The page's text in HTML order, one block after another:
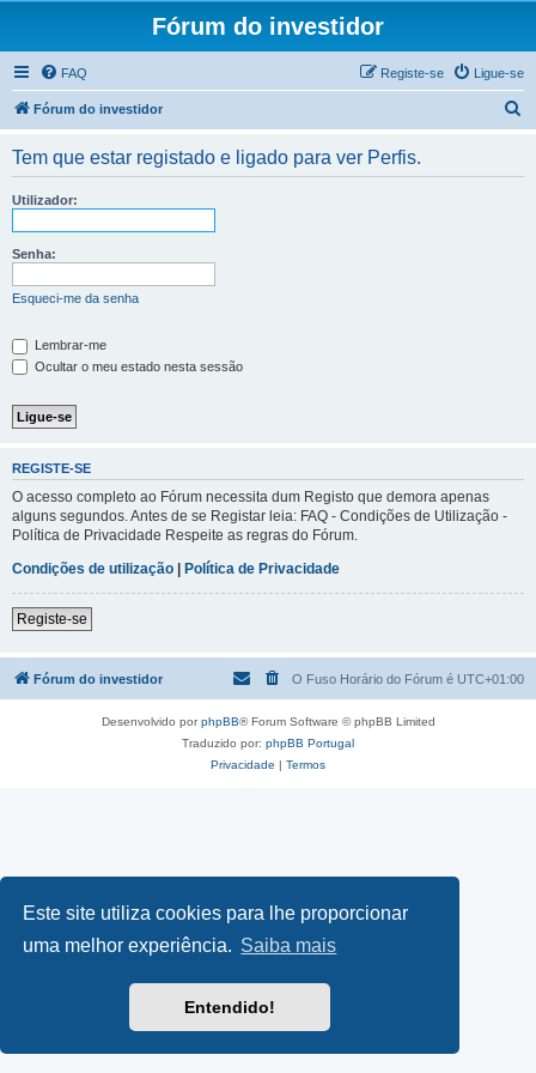
Este site utiliza cookies para lhe proporcionar
uma melhor experiência. Saiba mais
Entendido!
Fórum do investidor
FAQ Ligue-se
Registe-se
Fórum do investidor
Tem que estar registado e ligado para ver Perfis.
Utilizador:
Senha:
Esqueci-me da senha
Lembrar-me
Ocultar o meu estado nesta sessão
REGISTE-SE
O acesso completo ao Fórum necessita dum Registo que demora apenas
alguns segundos. Antes de se Registar leia: FAQ - Condições de Utilização -
Política de Privacidade Respeite as regras do Fórum.
Condições de utilização | Política de Privacidade
Registe-se
Fórum do investidor O Fuso Horário do Fórum é UTC+01:00
Desenvolvido porphpBB® Forum Software © phpBB Limited
Traduzido por: phpBB Portugal
Privacidade | Termos